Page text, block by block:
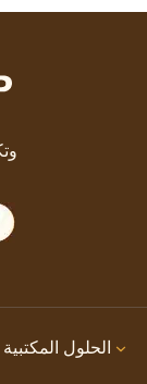
الحلول المكتبية